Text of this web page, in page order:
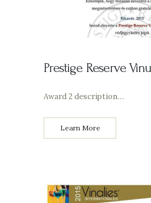
Prestige Reserve
Award 2 description…
Learn More